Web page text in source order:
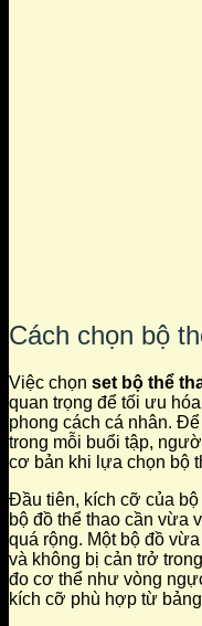
Cách chọn bộ
Việc chọn set bộ thể
quan trọng để tối ưu
phong cách cá nhân.
trong mỗi buổi tập,
cơ bản khi lựa chọn bộ
Đầu tiên, kích cỡ của
bộ đồ thể thao cần vừa
quá rộng. Một bộ đồ
và không bị cản trở
đo cơ thể như vòng
kích cỡ phù hợp từ